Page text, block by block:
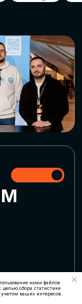
нами файлов
с целью сбора статистики
ваших интересов.